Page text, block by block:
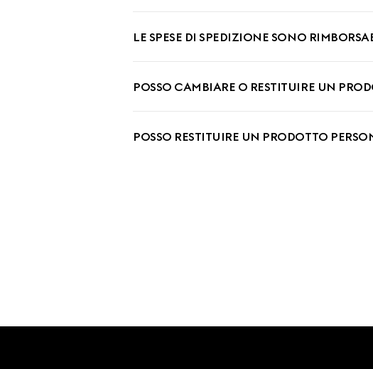
LE SPESE DI SPEDIZIONE SONO
POSSO CAMBIARE O RESTITUIRE UN
POSSO RESTITUIRE UN PRODOTTO
Footer